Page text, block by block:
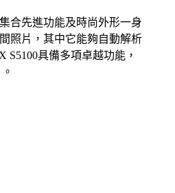
合先進功能及時尚外形一身
照片，其中它能夠自動解析
具備多項卓越功能，